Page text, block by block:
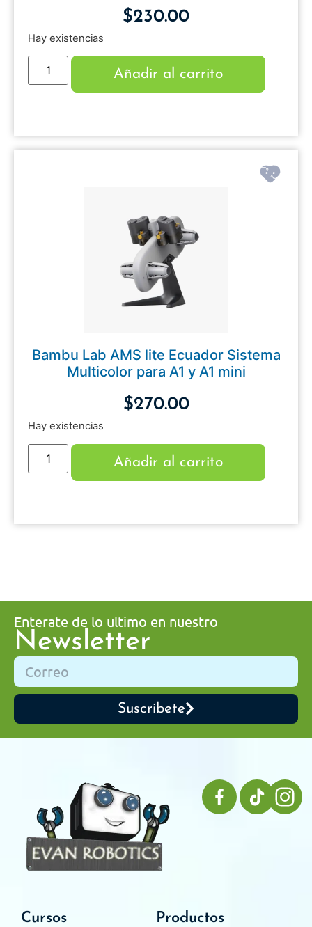
$230.00
Hay existencias
Añadir al carrito
Bambu Lab AMS lite Ecuador Sistema
Multicolor para A1 y A1 mini
$270.00
Hay existencias
Añadir al carrito
Enterate de lo ultimo en nuestro
Newsletter
Suscribete
Cursos Productos